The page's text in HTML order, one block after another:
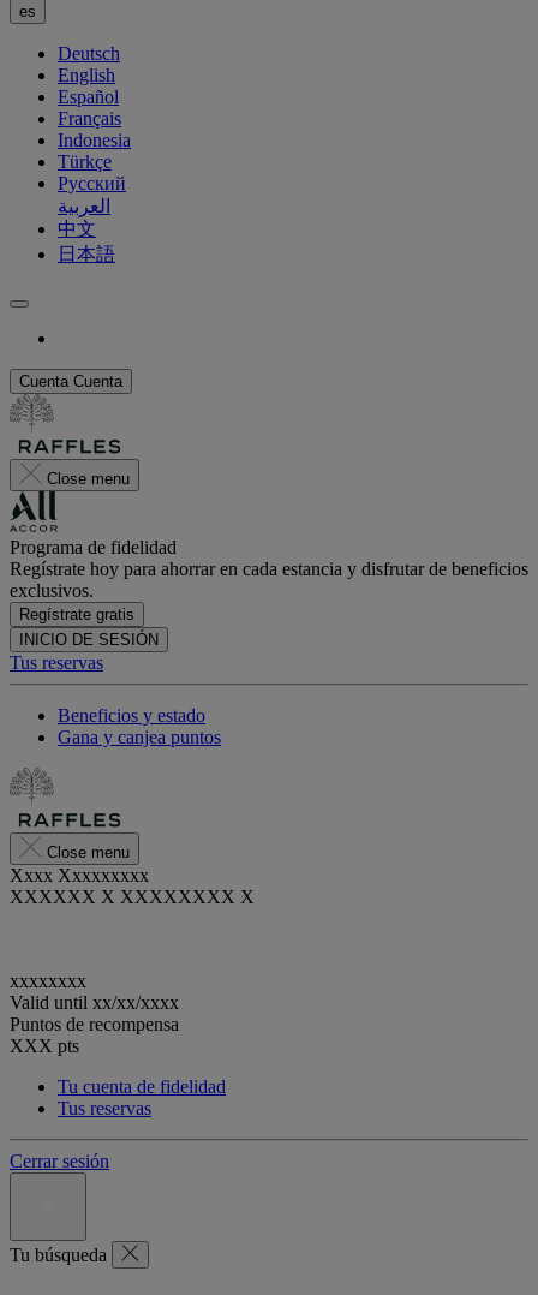
es
Deutsch
English
Español
Français
Indonesia
Türkçe
Русский
العربية
中文
日本語
Cuenta Cuenta
Close menu
Programa de fidelidad
Regístrate hoy para ahorrar en cada estancia y disfrutar de beneficios
exclusivos.
Regístrate gratis
INICIO DE SESIÓN
Tus reservas
Beneficios y estado
Gana y canjea puntos
Close menu
Xxxx Xxxxxxxxx
XXXXXX X XXXXXXXX X
xxxxxxxx
Valid until xx/xx/xxxx
Puntos de recompensa
XXX pts
Tu cuenta de fidelidad
Tus reservas
Cerrar sesión
Tu búsqueda